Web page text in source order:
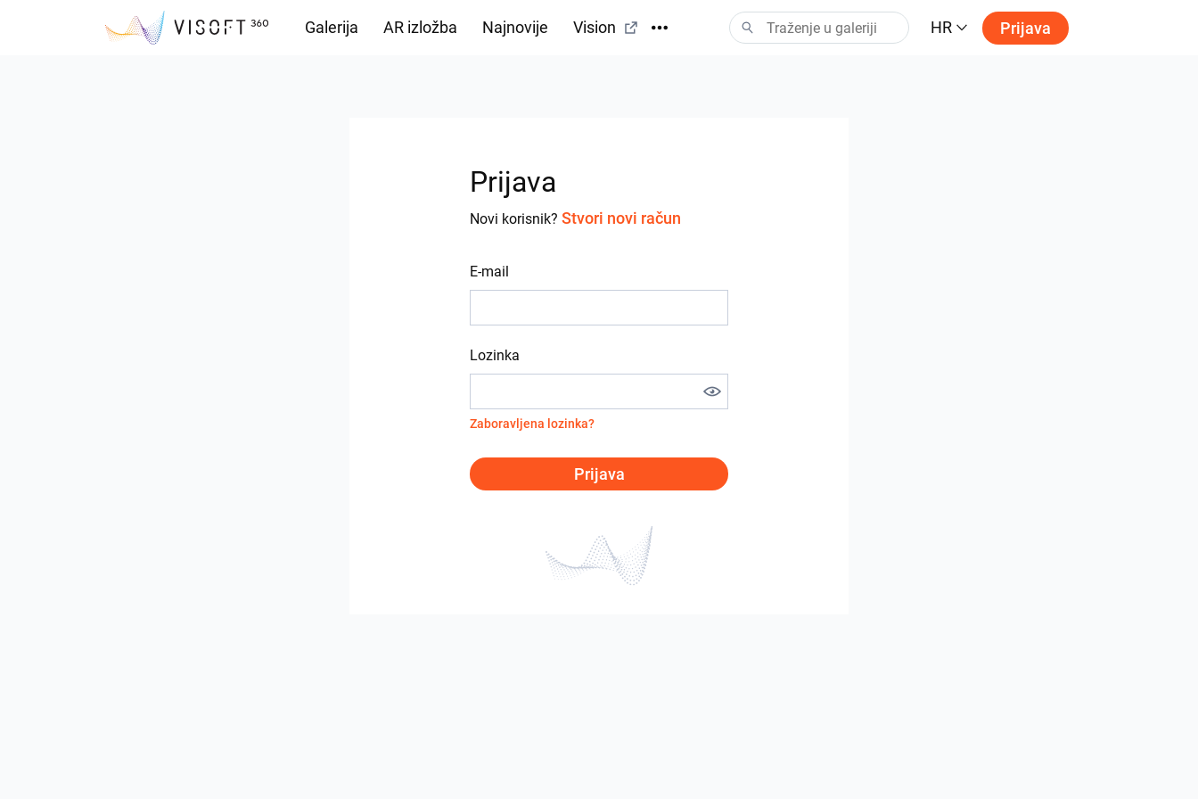
Galerija AR izložba Najnovije Vision HR Prijava
Prijava
Novi korisnik? Stvori novi račun
E-mail
Lozinka
Zaboravljena lozinka?
Prijava